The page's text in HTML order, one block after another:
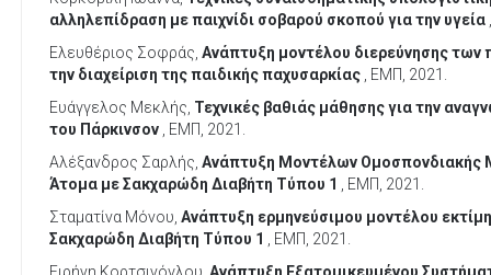
αλληλεπίδραση με παιχνίδι σοβαρού σκοπού για την υγεία
Ελευθέριος Σοφράς, Ανάπτυξη µοντέλου διερεύνησης
την διαχείριση της παιδικής παχυσαρκίας , ΕΜΠ, 2021.
Ευάγγελος Μεκλής, Τεχνικές βαθιάς μάθησης για την
του Πάρκινσον , ΕΜΠ, 2021.
Αλέξανδρος Σαρλής, Ανάπτυξη Μοντέλων Ομοσπονδιακής
Άτομα με Σακχαρώδη Διαβήτη Τύπου 1
, ΕΜΠ, 2021.
Σταματίνα Μόνου, Ανάπτυξη ερμηνεύσιμου μοντέλου
Σακχαρώδη Διαβήτη Τύπου 1
, ΕΜΠ, 2021.